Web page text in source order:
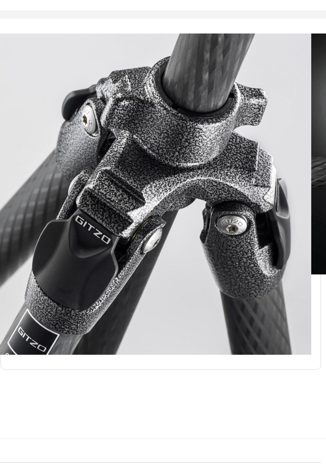
1 099,00€
Toimitus 7-9 päivää
LISÄÄ OSTOSKORIIN
Sarja: Mountaineer, Series 2
Materiaali: CarbonExact
Jalkojen osia: 4
Kantavuus: 18kg
Maksimikorkeus: 165,5
Max korkeus keskiputki alhaalla: 137,5 cm
Minimikorkeus: 15cm
Pituus kuljetusasennossa: 56 cm
Jalkojen kulmat: 24°, 55°, 82°
Jalkojen putkien paksuus: 18.3, 21.7, 25.3, 29 mm
Lukkojen tyypi: Twist Lock
Kiinityslevyn halkaisija: 60 mm
Pään kiinnitys: 1/4″ & 3/8″
Väri: Noir Decor
Paino: 1680 g